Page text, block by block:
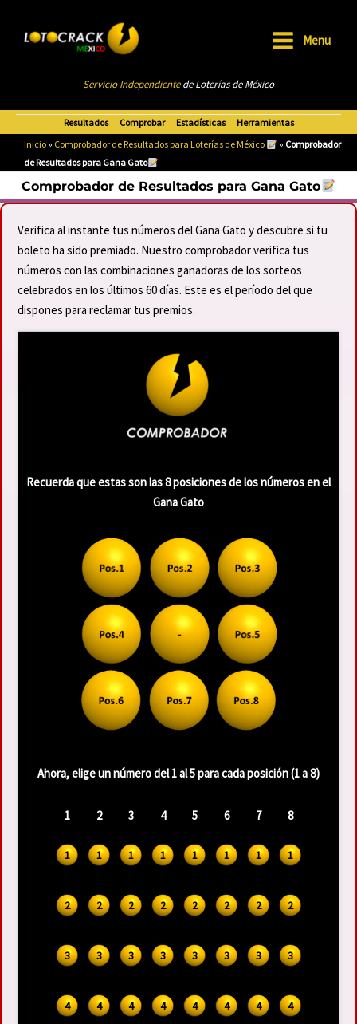
Main
Menu
Menu
Servicio Independientede Loterías de México
Resultados Comprobar Estadísticas
Herramientas
Inicio » Comprobador de Resultados para Loterías de México » Comprobador
de Resultados para Gana Gato
Comprobador de Resultados para Gana Gato
Verifica al instante tus números del Gana Gato y descubre si tu
boleto ha sido premiado. Nuestro comprobador verifica tus
números con las combinaciones ganadoras de los sorteos
celebrados en los últimos 60 días. Este es el período del que
dispones para reclamar tus premios.
Recuerda que estas son las 8 posiciones de los números en el
Gana Gato
Ahora, elige un número del 1 al 5 para cada posición (1 a 8)
1 2 3 4 5 6 7 8
1 1 1 1 1 1 1 1
2 2 2 2 2 2 2 2
3 3 3 3 3 3 3 3
4 4 4 4 4 4 4 4